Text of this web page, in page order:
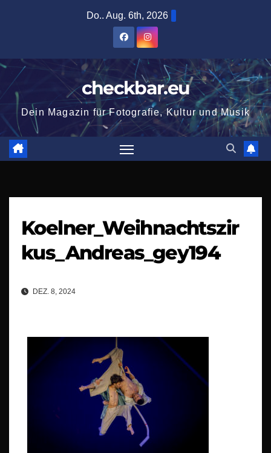
Do.. Aug. 6th, 2026
checkbar.eu
Dein Magazin für Fotografie, Kultur und Musik
Koelner_Weihnachtszir
kus_Andreas_gey194
DEZ. 8, 2024